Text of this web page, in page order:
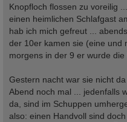
g
Knopfloch flossen zu voreilig
einen heimlichen Schlafgast
hab ich mich gefreut ...
der 10er kamen sie (eine und
morgens in der 9 er wurde die
Gestern nacht war sie nicht
Abend noch mal ... jedenfalls
da, sind im Schuppen
also: einen Handvoll sind